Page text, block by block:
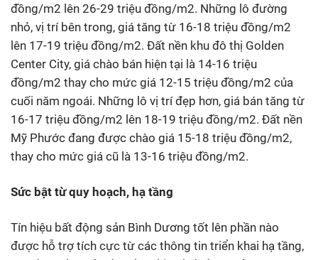
đồng/m2 lên 26-29 triệu đồng/m2. Những lô đường
nhỏ, vị trí bên trong, giá tăng từ 16-18 triệu đồng/m2
lên 17-19 triệu đồng/m2. Đất nền khu đô thị Golden
Center City, giá chào bán hiện tại là 14-16 triệu
đồng/m2 thay cho mức giá 12-15 triệu đồng/m2 của
cuối năm ngoái. Những lô vị trí đẹp hơn, giá bán tăng từ
16-17 triệu đồng/m2 lên 18-19 triệu đồng/m2. Đất nền
Mỹ Phước đang được chào giá 15-18 triệu đồng/m2,
thay cho mức giá cũ là 13-16 triệu đồng/m2.
Sức bật từ quy hoạch, hạ tầng
Tín hiệu bất động sản Bình Dương tốt lên phần nào
được hỗ trợ tích cực từ các thông tin triển khai hạ tầng,